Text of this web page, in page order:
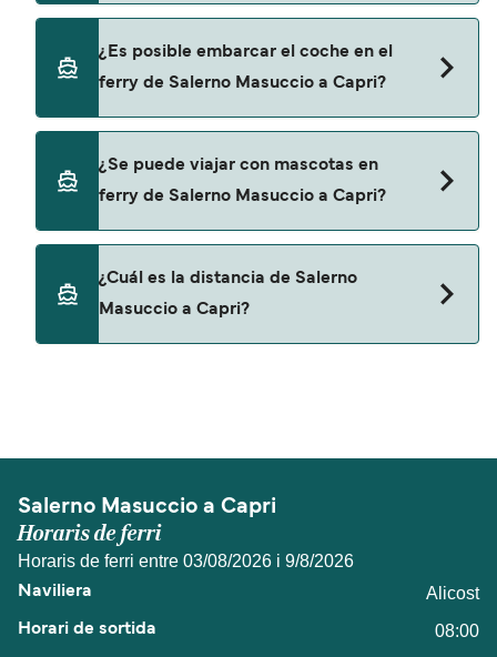
últimas promociones y descuentos de las
Salerno Masuccio a Capri con:
¿Es posible embarcar el coche en el
ferry de Salerno Masuccio a Capri?
¿Se puede viajar con mascotas en
ferry de Salerno Masuccio a Capri?
¿Cuál es la distancia de Salerno
Masuccio a Capri?
Salerno Masuccio a Capri
Horaris de ferri
Horaris de ferri entre 03/08/2026 i 9/8/2026
Alicost
08:00